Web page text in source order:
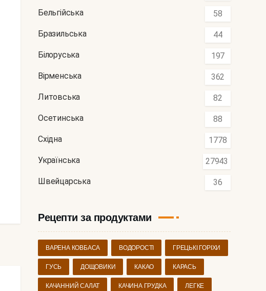
Бельгійська 58
Бразильська 44
Білоруська 197
Вірменська 362
Литовська 82
Осетинська 88
Східна 1778
Українська 27943
Швейцарська 36
Рецепти за продуктами
ВАРЕНА КОВБАСА ВОДОРОСТІ ГРЕЦЬКІ ГОРІХИ
ГУСЬ ДОЩОВИКИ КАКАО КАРАСЬ
КАЧАННИЙ САЛАТ КАЧИНА ГРУДКА ЛЕГКЕ